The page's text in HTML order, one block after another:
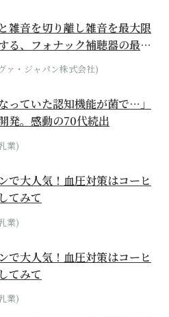
雑音を切り離し雑音を最大限
る、フォナック補聴器の最上
ァ・ジャパン株式会社)
っていた認知機能が菌で…」
発。感動の70代続出
業)
で大人気！血圧対策はコーヒ
てみて
業)
で大人気！血圧対策はコーヒ
てみて
業)